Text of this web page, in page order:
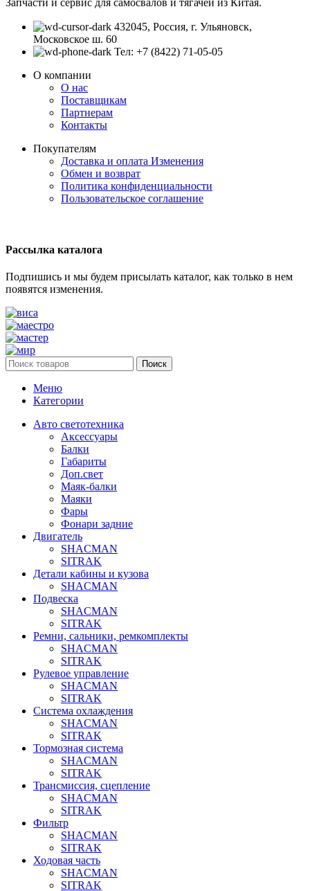
Запчасти и сервис для самосвалов и тягачей из Китая.
432045, Россия, г. Ульяновск,
Московское ш. 60
Тел: +7 (8422) 71-05-05
О компании
О нас
Поставщикам
Партнерам
Контакты
Покупателям
Доставка и оплата Изменения
Обмен и возврат
Политика конфиденциальности
Пользовательское соглашение
Рассылка каталога
Подпишись и мы будем присылать каталог, как только в нем
появятся изменения.
Поиск
Меню
Категории
Авто светотехника
Аксессуары
Балки
Габариты
Доп.свет
Маяк-балки
Маяки
Фары
Фонари задние
Двигатель
SHACMAN
SITRAK
Детали кабины и кузова
SHACMAN
Подвеска
SHACMAN
SITRAK
Ремни, сальники, ремкомплекты
SHACMAN
SITRAK
Рулевое управление
SHACMAN
SITRAK
Система охлаждения
SHACMAN
SITRAK
Тормозная система
SHACMAN
SITRAK
Трансмиссия, сцепление
SHACMAN
SITRAK
Фильтр
SHACMAN
SITRAK
Ходовая часть
SHACMAN
SITRAK